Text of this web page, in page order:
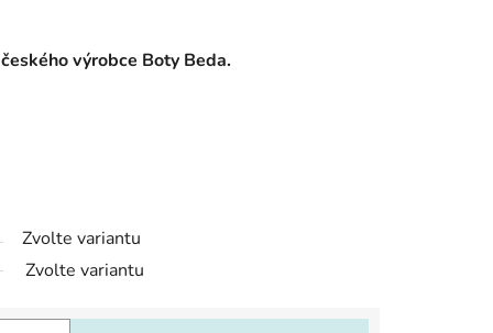
výrobce Boty Beda.
Zvolte variantu
Zvolte variantu